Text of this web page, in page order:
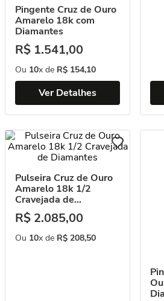
Pingente Cruz de Ouro
Amarelo 18k com
Diamantes
R$ 1.541,00
Ou 10x de R$ 154,10
Ver Detalhes
Pulseira Cruz de Ouro
Amarelo 18k 1/2
Cravejada de
Diamantes
R$ 2.085,00
Ou 10x de R$ 208,50